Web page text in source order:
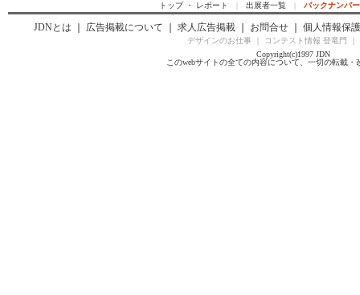
トップ ・ レポート | 出展者一覧| バックナンバー
JDNとは 広告掲載について 求人広告掲載｜ お問合せ｜ 個人情報保
デザインのお仕事｜ コンテスト情報 登竜門
Copyright(c)1997 JDN
このwebサイトの全ての内容について、一切の転載・